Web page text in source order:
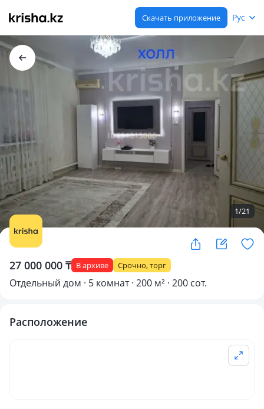
Скачать приложение Рус
1/21
27 000 000 ₸ В архиве Срочно, торг
Отдельный дом · 5 комнат · 200 м² · 200 сот.
Расположение